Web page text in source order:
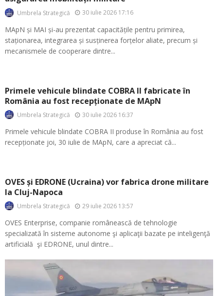
Umbrela Strategică 30 iulie 2026 17:16
MApN și MAI și-au prezentat capacitățile pentru primirea,
staționarea, integrarea și susținerea forțelor aliate, precum și
mecanismele de cooperare dintre...
Primele vehicule blindate COBRA II fabricate în
România au fost recepționate de MApN
Umbrela Strategică 30 iulie 2026 16:37
Primele vehicule blindate COBRA II produse în România au fost
recepționate joi, 30 iulie de MApN, care a apreciat că...
OVES și EDRONE (Ucraina) vor fabrica drone militare
la Cluj-Napoca
Umbrela Strategică 29 iulie 2026 13:57
OVES Enterprise, companie românească de tehnologie
specializată în sisteme autonome şi aplicaţii bazate pe inteligenţă
artificială şi EDRONE, unul dintre...